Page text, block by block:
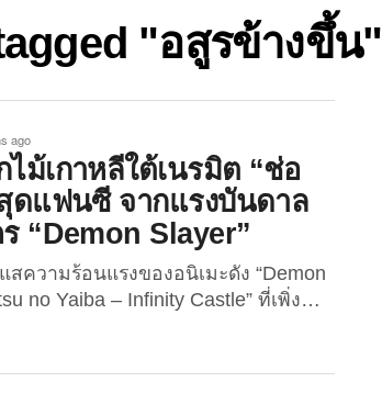
"อสูรข้างขึ้น"
ago
ม้เกาหลีใต้เนรมิต “ช่อ
ดแฟนซี จากแรงบันดาล
“Demon Slayer”
สความร้อนแรงของอนิเมะดัง “Demon
no Yaiba – Infinity Castle” ที่เพิ่ง
ล้านบาททั่วโลก กลายเป็น “อนิเมะ